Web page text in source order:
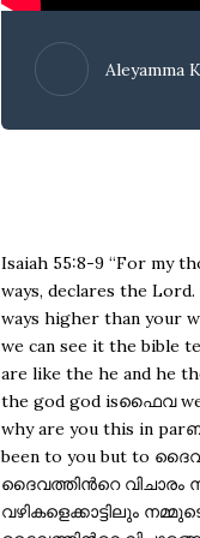
Aleyamma
Isaiah 55:8-9 “For my thoughts are not your thoughts, neither are your ways my ways, declares the Lord. 9 “As the heavens are higher than the earth, so are my ways higher than your ways and my thoughts than your thoughts. in this portion we can see it the bible teaches god way and th are human way and thഗ and god th are like the he and he the exക്le of heen and heen is and god who is ഓൾമൈി god the god god isഫൈവ we areഫൈ god isണal we areെ to reൽ മസക്രമ jസ് christ why are you this in parബജസ് theനle of the secക്t of the kingdom of heen has been to you but to ദൈവവചനത്തിൽ നമ്മൾ കാണുന്നത് നമ്മുടെ വിചാരങ്ങൾ അല്ല ദൈവത്തിൻറെ വിചാരം നമ്മളുടെ വഴികളല്ല ദൈവത്തിൻറെ വഴികൾ നമ്മുടെ വഴികളെക്കാട്ടിലും നമ്മുടെ വിചാരങ്ങളെക്കാട്ടിലും ദൈവത്തിൻറെ വഴികളും ദൈവത്തിൻറെ വിചാരങ്ങളും വലുതാണ് അതിഅതിന് എക്സാമ്പിൾ ആയിട്ട് പറയുന്നത് ഹെവൻ എർത്ത് സ്വർഗ്ഗവും ഭൂമിയും തമ്മിലുള്ള അന്തരം എത്രയോ അതുപോലെ അന്തരമാണ് ദൈവത്തിൻറെ വഴികളും നമ്മുടെ വഴികളും ആയിട്ടുള്ളത് ഹാലേലൂയ ദൈവത്തിൻറെ വഴികളെ മനസ്സിലാക്കുവാൻ അവൻ ആരാണ് ദൈവം ആരാണ് അവൻറെ അവന് ഓൾമൈറ്റി ഗോഡആണ് അവൻ വലിയ ദൈവമാണ് അവൻ പരമാധികാരിയാണ് അവൻറെ അവൻറെ രഹസ്യങ്ങളെ വെളിപ്പെടുത്തുന്നതായിട്ടുള്ള ഒരു ദൈവമാണ് മത്തായുടെ സുവിശേഷം 13ആം അധ്യായം അവിടെ ഒരു ഉപമയെ അവിടെ പറഞ്ഞപ്പോൾ ശിഷ്യന്മാർ ചെന്ന് യേശുവിനോട് ചോദിച്ചു എന്താണ് ഉപമകളാൽ സംസാരിക്കുന്നത് എന്നാൽ അപ്പോൾ യേശു ശിഷ്യന്മാരോട് പറഞ്ഞത്ദനോളജ ofദക്രഷ of സ്വർഗ്ഗരാജ്യത്തിന്റെ മർമ്മങ്ങളെ അറിയുവാൻ നിങ്ങൾക്ക് വരം നൽകി തന്നിരിക്കുന്നു. എന്നാൽ അവർക്കോ ഇല്ല എന്ന് ഈ ലോകരായ ജീവിതങ്ങൾക്ക് ദൈവത്തിൻറെ വചനം ഗ്രഹിക്കുവാൻ ഉള്ള കഴിവില്ല. എന്നാൽ ദൈവമക്കളാകുന്ന നമ്മൾക്ക് ദൈവത്തിൻറെ വചനത്തിൻറെ മർമ്മങ്ങളെ ഗ്രഹിക്കുവാൻ അവൻ വരം നൽകി തന്നിരിക്കുന്നു ഹലേലൂയ ദൈവത്തിന് നന്ദിയോടെ സ്തോത്രം when isൽ left egg to goോ to the promise land god did not allow them to the quest and root god to them the long way to around ദൈവം എന്തുകൊണ്ടാണ് അങ്ങനെ ചെയ്തത് ഇവിടെ പറയുന്നത് ഇസ്രായേൽ ഈജിപ്റ്ി ഇസ്രയേമിൽ നിന്ന് ഇസ്രായേൽ മക്കളെ പുറപ്പെടുവിച്ചപ്പോൾ പെട്ടെന്ന് പോകുവാനായിട്ട് ദൈവം അനുവദിച്ചില്ല പെട്ടെന്നുള്ള വഴിയിൽ അല്ല ഈസിവേറ്റിൽ കൂടെ അവിടെ എത്തിച്ചേരുവാനായിട്ട് ദൈവം അനുവദിച്ചില്ല എന്നാൽ ദൈവം എന്താണ് അവരെ ചുറ്റി 40 വർഷക്കാലം ചുറ്റി എത്തിച്ചേരുവാനാണ് അവരെ ദൈവം ഇടയാക്കി തീർത്തത് എന്ന് നമുക്ക് കാണുവാനായിട്ട് സാധിക്കുന്നു ദൈവം ആഗ്രഹി ദൈവം ദൈവത്തിൻറെ ഹിതം അവിടെ വെളിപ്പെട്ടു ദൈവത്തിൻറെ ഹിതം അവിടെ മനസ്സിലാക്കുവാനായിട്ട് ഇടയായി ഈദഗറ്റ് planാൻ ഓഫ്ഗോപസ് ഓഫ്ഗോ in the life ഓദ isരൽ is need to know with out a dou that it was lബോദം out ഓജിനമോസ് മോശ അല്ല അവരെ മോശയാണ് ലീഡ് ചെയ്യുവാൻ ആയിരുന്നെങ്കിൽ മോശ അല്ല ദൈവമാണ് അവരെ നടത്തിയത് എന്നുള്ളത് ഇസ്രായേൽ മക്കൾ അറിയണം എന്ന് ദൈവം ആഗ്രഹിച്ചു ഹാലേലൂയ ദൈവമാണ് നമ്മളെ നടത്തുന്ന എന്നുള്ളതാണ് ചിന്ത നമ്മളെ എപ്പോഴും ഭരിക്കേണം നാം പല കാര്യങ്ങൾ ഇവിടെ ചെയ്യുവാൻ നമുക്ക് സാധിക്കുന്നെങ്കിലും നമ്മൾ എപ്പോഴും ഓർക്കേണ്ടതായിട്ടുള്ള ഒരു ചിന്ത നമ്മൾ എപ്പോഴും ഓർക്കേണ്ടത് ദൈവമാണ് നമ്മളെ നടത്തുന്നത് ദൈവമാണ് നമ്മളെ സൂക്ഷിക്കുന്നത് ദൈവമാണ് നമ്മൾക്ക് കരം തന്നു വഴിനടത്തുന്നത് എന്നുള്ളതായിട്ടുള്ള ഒരു ബോധ്യം നമ്മുടെ ഫലിക്കേണംഇവാദ hand ഓഗോഡ അവന്റെ കരമാണ്ഗോവ that